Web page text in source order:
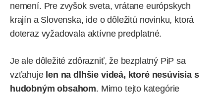
nemení. Pre zvyšok sveta, vrátane európskych
krajín a Slovenska, ide o dôležitú novinku, ktorá
doteraz vyžadovala aktívne predplatné.
Je ale dôležité zdôrazniť, že bezplatný PiP sa
vzťahuje len na dlhšie videá, ktoré nesúvisia s
hudobným obsahom. Mimo tejto kategórie